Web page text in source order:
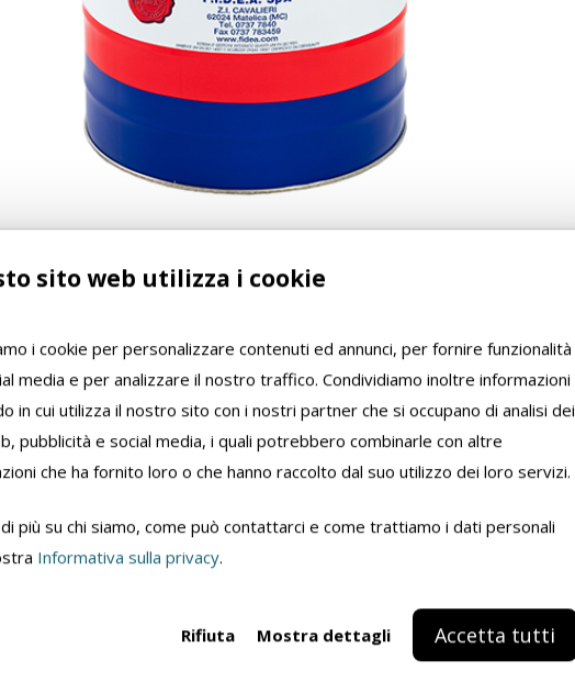
sito web utilizza i cookie
i cookie per personalizzare contenuti ed annunci, per fornire funzionalità
media e per analizzare il nostro traffico. Condividiamo inoltre informazioni
in cui utilizza il nostro sito con i nostri partner che si occupano di analisi dei
pubblicità e social media, i quali potrebbero combinarle con altre
che ha fornito loro o che hanno raccolto dal suo utilizzo dei loro servizi.
più su chi siamo, come può contattarci e come trattiamo i dati personali
Informativa sulla privacy.
Rifiuta Mostra dettagli Accetta tutti
0,5 L
4